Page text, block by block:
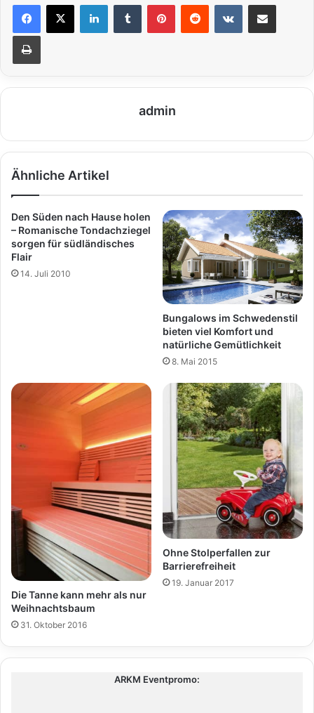
admin
Ähnliche Artikel
Den Süden nach Hause holen
– Romanische Tondachziegel
sorgen für südländisches
Flair
14. Juli 2010
Bungalows im Schwedenstil
bieten viel Komfort und
natürliche Gemütlichkeit
8. Mai 2015
Die Tanne kann mehr als nur
Weihnachtsbaum
31. Oktober 2016
Ohne Stolperfallen zur
Barrierefreiheit
19. Januar 2017
ARKM Eventpromo: